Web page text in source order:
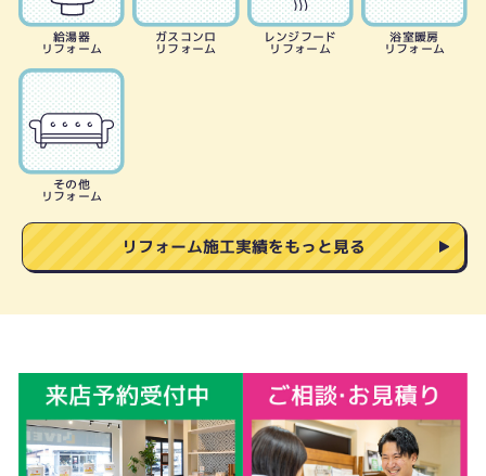
給湯器
リフォーム
ガスコンロ
リフォーム
レンジフード
リフォーム
浴室暖房
リフォーム
その他
リフォーム
リフォーム施工実績をもっと見る